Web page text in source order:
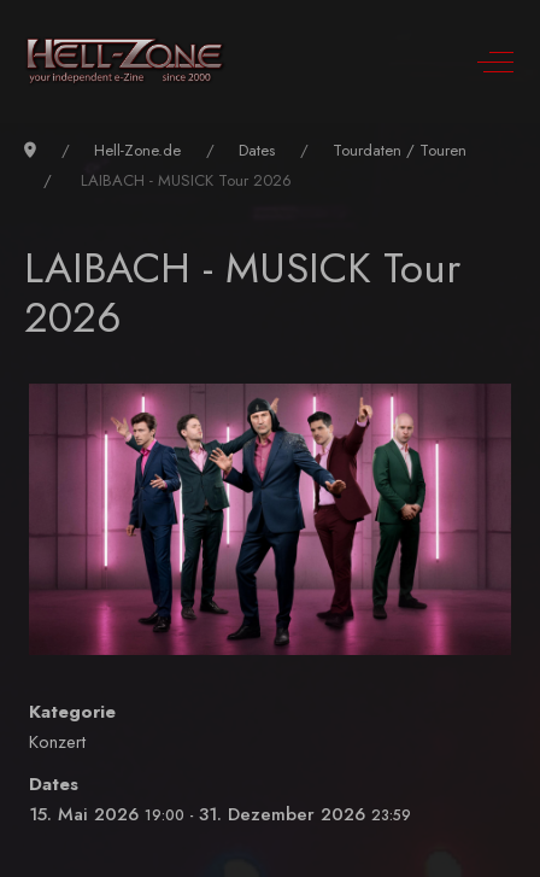
Hell-Zone.de Dates
Tourdaten / Touren
LAIBACH - MUSICK Tour 2026
LAIBACH - MUSICK Tour
2026
Kategorie
Konzert
Dates
15. Mai 2026 19:00 -31. Dezember 2026 23:59